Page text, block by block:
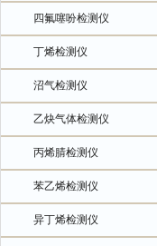
四氟噻吩检测仪
丁烯检测仪
沼气检测仪
乙炔气体检测仪
丙烯腈检测仪
苯乙烯检测仪
异丁烯检测仪